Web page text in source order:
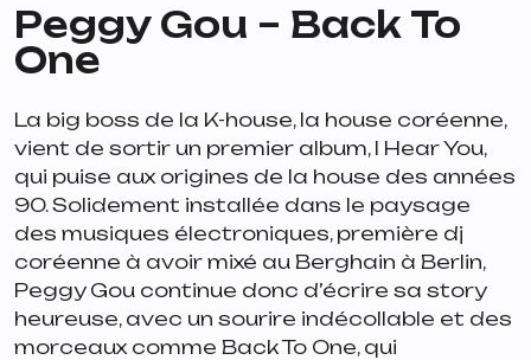
Peggy Gou – Back To
One
La big boss de la K-house, la house coréenne,
vient de sortir un premier album, I Hear You,
qui puise aux origines de la house des années
90. Solidement installée dans le paysage
des musiques électroniques, première dj
coréenne à avoir mixé au Berghain à Berlin,
Peggy Gou continue donc d’écrire sa story
heureuse, avec un sourire indécollable et des
morceaux comme Back To One, qui